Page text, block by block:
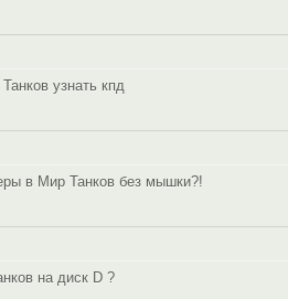
узнать кпд
в Мир Танков без мышки?!
на диск D ?